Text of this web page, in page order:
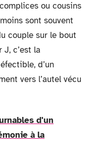
ou cousins
sont souvent
couple sur le bout
c’est la
d’un
vers l’autel vécu
d'un
à la